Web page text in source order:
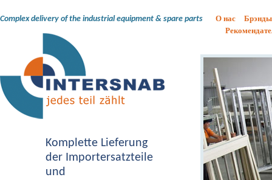
Complex delivery of the industrial equipment & spare parts
Komplette Lieferung
der Importersatzteile
und
О нас
Брэнды